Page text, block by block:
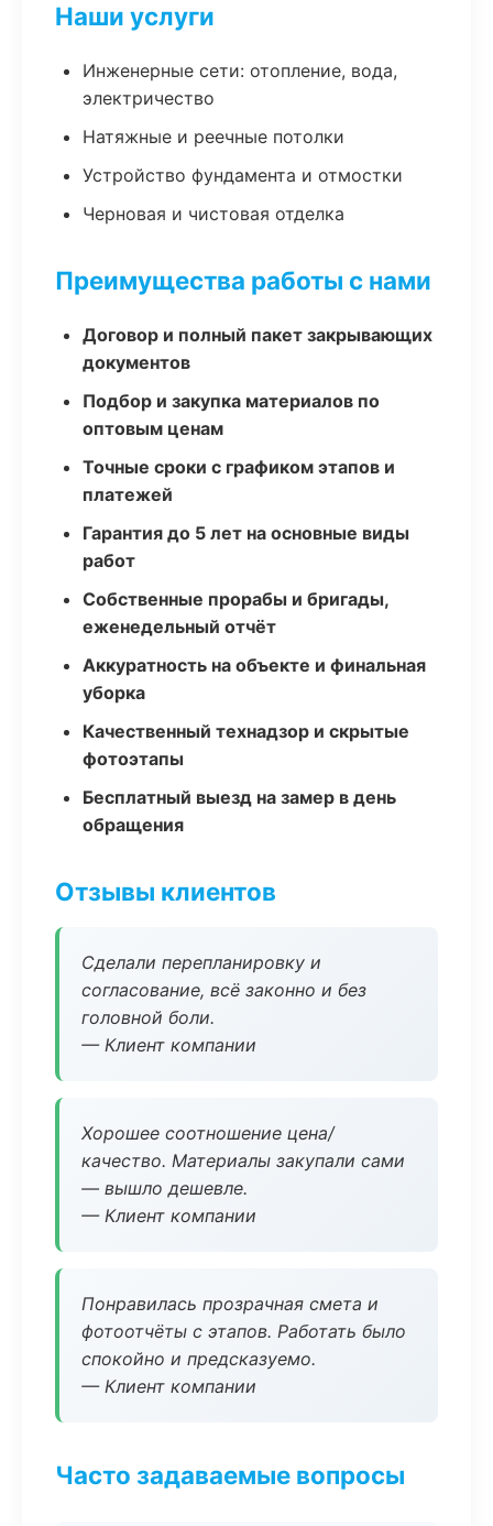
Наши услуги
Инженерные сети: отопление, вода,
электричество
Натяжные и реечные потолки
Устройство фундамента и отмостки
Черновая и чистовая отделка
Преимущества работы с нами
Договор и полный пакет закрывающих
документов
Подбор и закупка материалов по
оптовым ценам
Точные сроки с графиком этапов и
платежей
Гарантия до 5 лет на основные виды
работ
Собственные прорабы и бригады,
еженедельный отчёт
Аккуратность на объекте и финальная
уборка
Качественный технадзор и скрытые
фотоэтапы
Бесплатный выезд на замер в день
обращения
Отзывы клиентов
Сделали перепланировку и
согласование, всё законно и без
головной боли.
— Клиент компании
Хорошее соотношение цена/
качество. Материалы закупали сами
— вышло дешевле.
— Клиент компании
Понравилась прозрачная смета и
фотоотчёты с этапов. Работать было
спокойно и предсказуемо.
— Клиент компании
Часто задаваемые вопросы